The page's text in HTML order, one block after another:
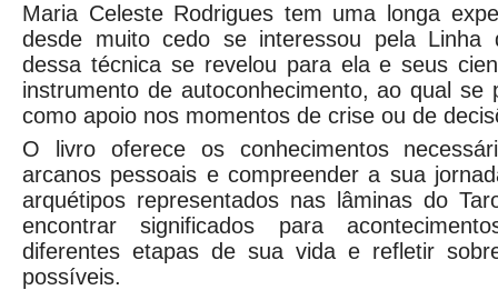
Maria Celeste Rodrigues tem uma longa
desde muito cedo se interessou pela Linha
dessa técnica se revelou para ela e seus
instrumento de autoconhecimento, ao qual se
como apoio nos momentos de crise ou de
O livro oferece os conhecimentos
arcanos pessoais e compreender a sua
arquétipos representados nas lâminas do
encontrar significados para
diferentes etapas de sua vida e refletir
possíveis.